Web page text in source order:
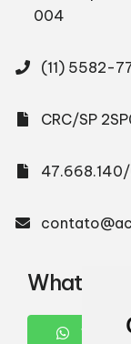
004
(11) 5582-
CRC/SP
WhatsApp